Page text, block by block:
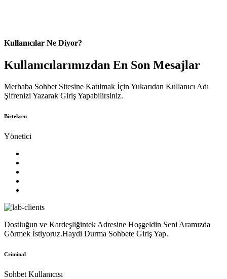
Kullanıcılar Ne Diyor?
Kullanıcılarımızdan En Son Mesajlar
Merhaba Sohbet Sitesine Katılmak İçin Yukarıdan Kullanıcı Adı
Şifrenizi Yazarak Giriş Yapabilirsiniz.
Birteksen
Yönetici
Dostluğun ve Kardeşliğintek Adresine Hoşgeldin Seni Aramızda
Görmek İstiyoruz.Haydi Durma Sohbete Giriş Yap.
Criminal
Sohbet Kullanıcısı